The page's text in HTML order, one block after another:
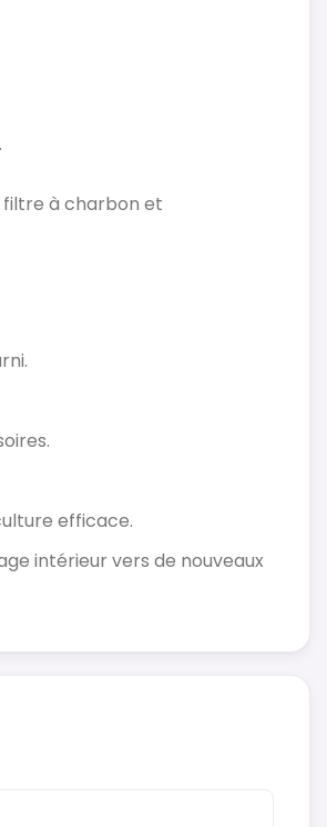
filtre à charbon et
efficace.
intérieur vers de nouveaux